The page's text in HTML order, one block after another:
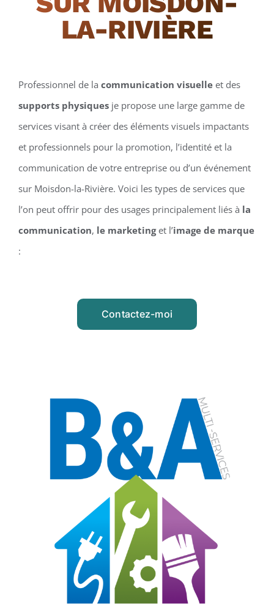
LA-RIVIÈRE
Professionnel de la communication visuelleet des
supports physiquesje propose une large gamme de
services visant à créer des éléments visuels impactants
et professionnels pour la promotion, l’identité et la
communication de votre entreprise ou d’un événement
sur Moisdon-la-Rivière. Voici les types de services que
l’on peut offrir pour des usages principalement liés à la
communication, le marketinget l’image de marque
:
Contactez-moi